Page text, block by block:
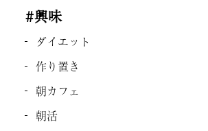
#興味
ダイエット
作り置き
朝カフェ
朝活